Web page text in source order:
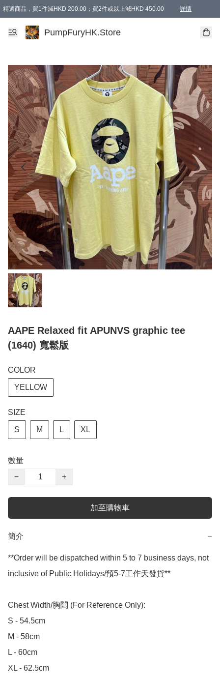
精選商品，買1件減HKD 200.00；買2件或以上減HKD 450.00 詳情
AAPE商品,會員專享9折或以上（按會員等級）AAPE products, members can
精選商品，任選買2件或以上減HKD 100.00
購物滿 HKD 800.00即享免運費優惠！（適用於 特定的送貨方式 )
PumpFuryHK.Store
AAPE Relaxed fit APUNVS graphic tee
(1640) 寬鬆版
COLOR
YELLOW
SIZE
S M L XL
數量
−
+
加至購物車
簡介 −
**Order will be dispatched within 5 to 7 business days, not
inclusive of Public Holidays/預5-7工作天發貨**
Chest Width/胸闊 (For Reference Only):
S - 54.5cm
M - 58cm
L - 60cm
XL - 62.5cm